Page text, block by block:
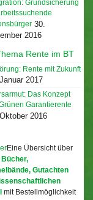
Grundsicherung
30.
2016
Rente im BT
Rente mit Zukunft
2017
Das Konzept
Garantierente
2016
Eine Übersicht über
Bücher,
Gutachten
mit Bestellmöglichkeit